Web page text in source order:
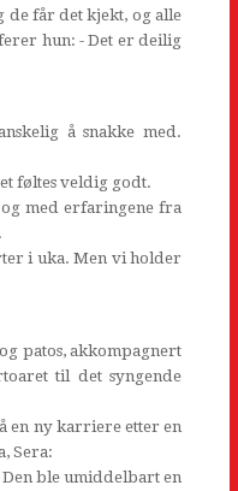
de får det kjekt, og alle
hun: - Det er deilig
å snakke med.
føltes veldig godt.
med erfaringene fra
i uka. Men vi holder
patos, akkompagnert
til det syngende
en ny karriere etter en
Sera:
ble umiddelbart en